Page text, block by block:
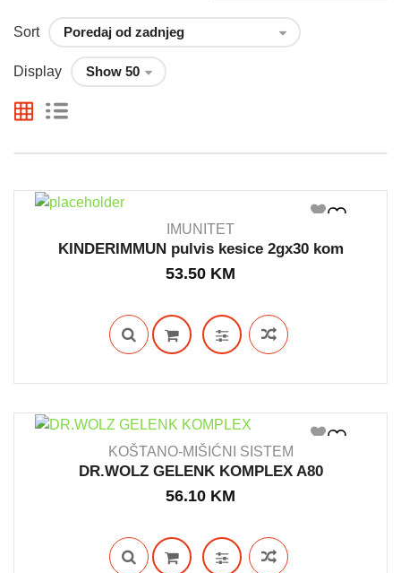
Sort
Display
IN STOCK
IMUNITET
KINDERIMMUN pulvis kesice 2gx30 kom
53.50 KM
IN STOCK
KOŠTANO-MIŠIĆNI SISTEM
DR.WOLZ GELENK KOMPLEX A80
56.10 KM